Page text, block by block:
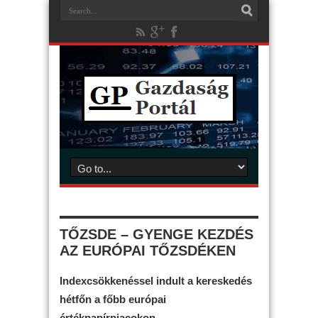
TŐZSDE – GYENGE KEZDÉS
AZ EURÓPAI TŐZSDÉKEN
Indexcsökkenéssel indult a kereskedés
hétfőn a főbb európai